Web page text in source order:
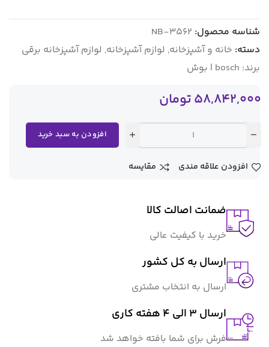
شناسه محصول: NB-3562
دسته: خانه و آشپزخانه, لوازم آشپزخانه, لوازم آشپزخانه برقی
برند: bosch | بوش
58,842,000تومان
افزودن به سبد خرید
افزودن علاقه مندی مقایسه
ضمانت اصالت کالا
خرید با کیفیت عالی
ارسال به کل کشور
ارسال به انتخاب مشتری
ارسال 3 الی 4 هفته کاری
فرش برای شما بافته خواهد شد